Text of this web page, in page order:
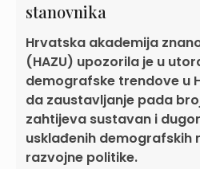
stanovnika
Hrvatska akademija
(HAZU) upozorila je u
demografske trendove u
da zaustavljanje pada
zahtijeva sustavan i
usklađenih demografskih
razvojne politike.